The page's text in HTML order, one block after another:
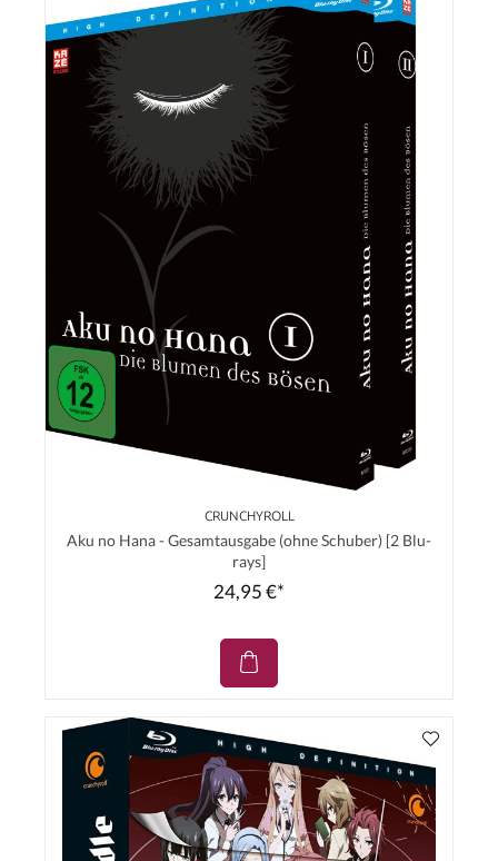
CRUNCHYROLL
Aku no Hana - Gesamtausgabe (ohne Schuber) [2 Blu-
rays]
24,95 €*